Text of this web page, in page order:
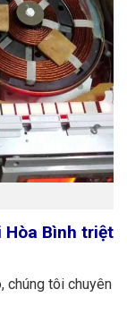
Hòa Bình triệt
chúng tôi chuyên